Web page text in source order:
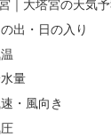
｜大塔宮の天気
出・日の入り
量
・風向き